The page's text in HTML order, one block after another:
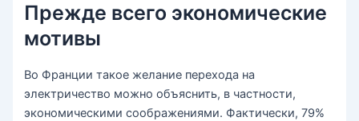
Прежде всего экономические
мотивы
Во Франции такое желание перехода на
электричество можно объяснить, в частности,
экономическими соображениями. Фактически, 79%